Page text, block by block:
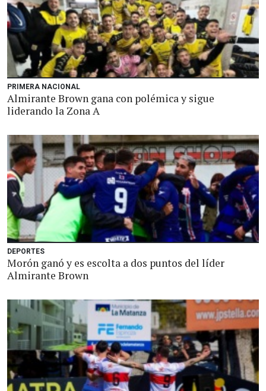
PRIMERA NACIONAL
Almirante Brown gana con polémica y sigue
liderando la Zona A
DEPORTES
Morón ganó y es escolta a dos puntos del líder
Almirante Brown